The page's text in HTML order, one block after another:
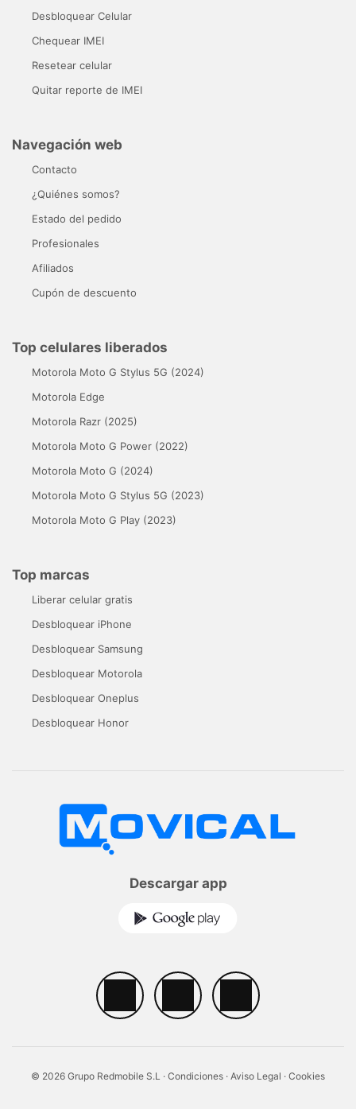
Desbloquear Celular
Chequear IMEI
Resetear celular
Quitar reporte de IMEI
Navegación web
Contacto
¿Quiénes somos?
Estado del pedido
Profesionales
Afiliados
Cupón de descuento
Top celulares liberados
Motorola Moto G Stylus 5G (2024)
Motorola Edge
Motorola Razr (2025)
Motorola Moto G Power (2022)
Motorola Moto G (2024)
Motorola Moto G Stylus 5G (2023)
Motorola Moto G Play (2023)
Top marcas
Liberar celular gratis
Desbloquear iPhone
Desbloquear Samsung
Desbloquear Motorola
Desbloquear Oneplus
Desbloquear Honor
Descargar app
© 2026 Grupo Redmobile S.L · Condiciones · Aviso Legal · Cookies